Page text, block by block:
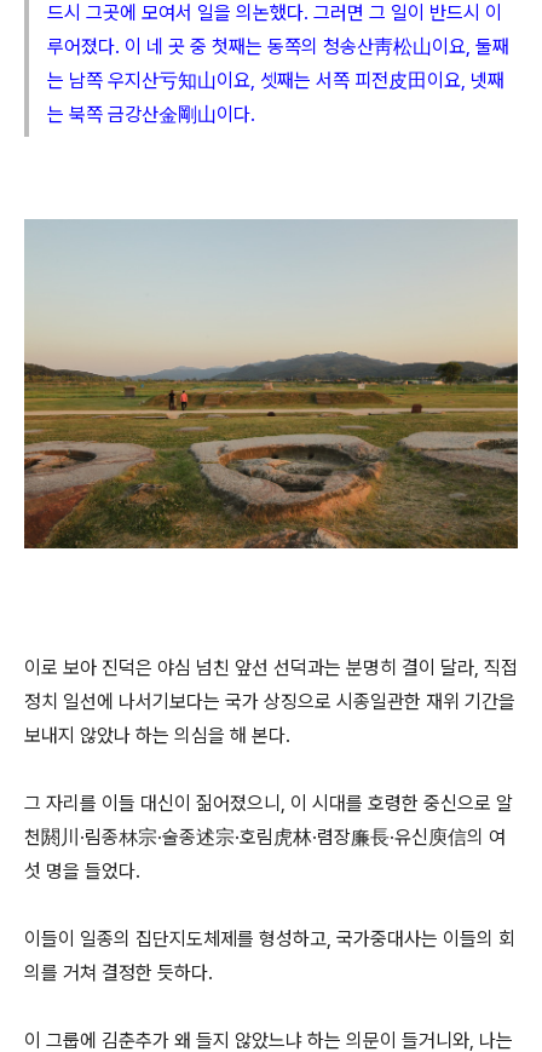
드시 그곳에 모여서 일을 의논했다. 그러면 그 일이 반드시 이
루어졌다. 이 네 곳 중 첫째는 동쪽의 청송산靑松山이요, 둘째
는 남쪽 우지산亏知山이요, 셋째는 서쪽 피전皮田이요, 넷째
는 북쪽 금강산金剛山이다.
이로 보아 진덕은 야심 넘친 앞선 선덕과는 분명히 결이 달라, 직접
정치 일선에 나서기보다는 국가 상징으로 시종일관한 재위 기간을
보내지 않았나 하는 의심을 해 본다.
그 자리를 이들 대신이 짊어졌으니, 이 시대를 호령한 중신으로 알
천閼川·림종林宗·술종述宗·호림虎林·렴장廉長·유신庾信의 여
섯 명을 들었다.
이들이 일종의 집단지도체제를 형성하고, 국가중대사는 이들의 회
의를 거쳐 결정한 듯하다.
이 그룹에 김춘추가 왜 들지 않았느냐 하는 의문이 들거니와, 나는